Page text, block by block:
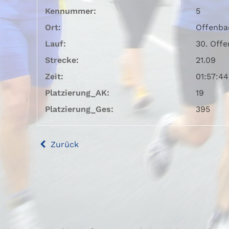
Kennummer:
5
Ort:
Lauf:
30.
Strecke:
21.09
Zeit:
01:57:44
Platzierung_AK:
19
Platzierung_Ges:
395
Zurück